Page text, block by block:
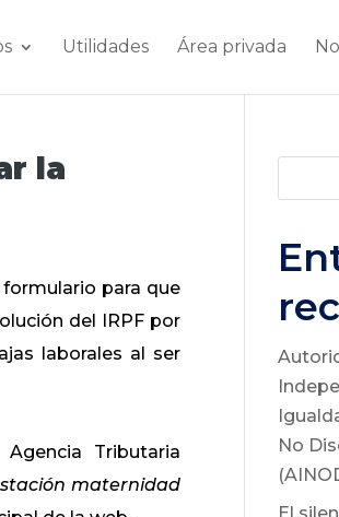
Utilidades Área privada
la
para que
del IRPF por
laborales al ser
Tributaria
maternidad
No